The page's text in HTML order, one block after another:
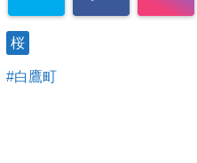
桜
白鷹町